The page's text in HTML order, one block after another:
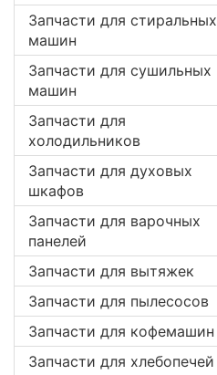
Запчасти для стиральных
машин
Запчасти для сушильных
машин
Запчасти для
холодильников
Запчасти для духовых
шкафов
Запчасти для варочных
панелей
Запчасти для вытяжек
Запчасти для пылесосов
Запчасти для кофемашин
Запчасти для хлебопечей